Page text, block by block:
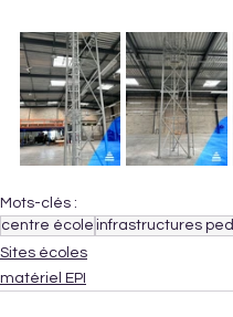
Mots-clés :
centre école infrastructures
Sites écoles
matériel EPI